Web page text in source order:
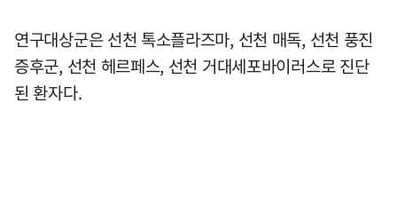
연구대상군은 선천 톡소플라즈마, 선천 매독, 선천 풍진
증후군, 선천 헤르페스, 선천 거대세포바이러스로 진단
된 환자다.